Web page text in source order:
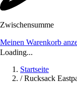
Zwischensumme
Meinen Warenkorb
Loading...
Startseite
/ Rucksack